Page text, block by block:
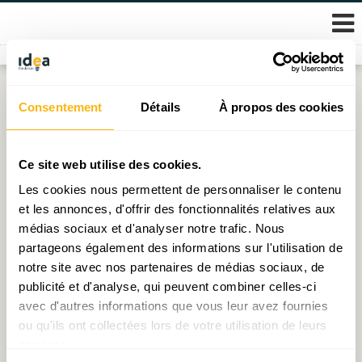
Consentement Détails À propos des cookies
Ce site web utilise des cookies.
Les cookies nous permettent de personnaliser le contenu
et les annonces, d'offrir des fonctionnalités relatives aux
médias sociaux et d'analyser notre trafic. Nous
partageons également des informations sur l'utilisation de
notre site avec nos partenaires de médias sociaux, de
publicité et d'analyse, qui peuvent combiner celles-ci
avec d'autres informations que vous leur avez fournies
ou qu'ils ont collectées lors de votre utilisation de leurs
Skip
content
Étiquette : énergie renouvelable
Document de travail N°34 : Objectifs et efficacité des
incitations environnementales : le cas du marché de
l’électromobilité au Luxembourg
Publié le03.12.2025parFrédéric Meys
Energy policies in Luxembourg : efficiency, fairness
and price
Publié le25.09.2025parFrédéric Meys